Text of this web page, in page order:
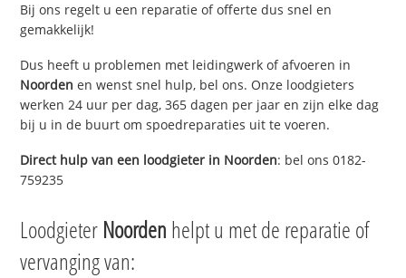
Bij ons regelt u een reparatie of offerte dus snel en
gemakkelijk!
Dus heeft u problemen met leidingwerk of afvoeren in
Noorden en wenst snel hulp, bel ons. Onze loodgieters
werken 24 uur per dag, 365 dagen per jaar en zijn elke dag
bij u in de buurt om spoedreparaties uit te voeren.
Direct hulp van een loodgieter in Noorden: bel ons 0182-
759235
Loodgieter Noorden helpt u met de reparatie of
vervanging van: